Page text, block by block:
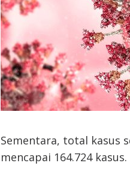
Sementara, total kasus
mencapai 164.724 kasus.